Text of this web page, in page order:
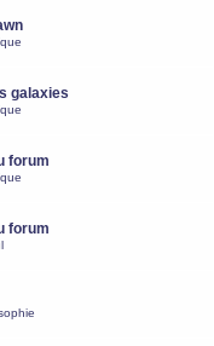
galaxies
forum
forum